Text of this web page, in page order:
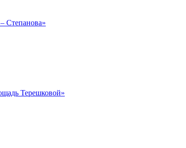
Степанова»
Терешковой»